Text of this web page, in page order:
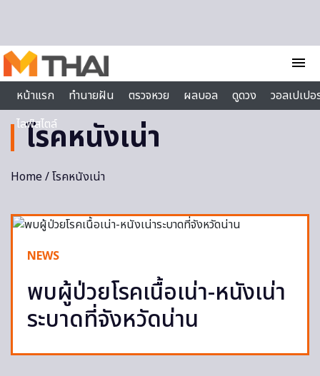
menu
หน้าแรก
ทำนายฝัน ตรวจหวย ผลบอล ดูดวง
วอลเปเป
ไลฟ์สไตล์
โรคหนังเน่า
Home/ โรคหนังเน่า
NEWS
พบผู้ป่วยโรคเนื้อเน่า-หนังเน่า
ระบาดที่จังหวัดน่าน